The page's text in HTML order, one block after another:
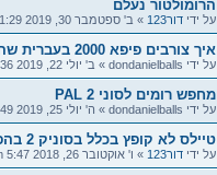
הרומולטור נעלם
על ידי דור123 » ב' ספטמבר 30, 2019 11:29 am
איך צורבים פיפא 2000 בעברית שהורדתי מהאתר.
על ידי dondanielballs
» ב' יולי 22, 2019 12:36 pm
מחפש רומים לסוני 2 PAL
על ידי dondanielballs
» ה' יולי 25, 2019 7:49 pm
טיילס לא קופץ בכלל בסוניק 2 בהפעלה עם Kega Fusion
על ידי דור123 » ו' אוקטובר 26, 2018 5:47 pm